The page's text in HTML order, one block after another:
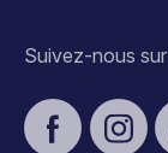
Suivez-nous